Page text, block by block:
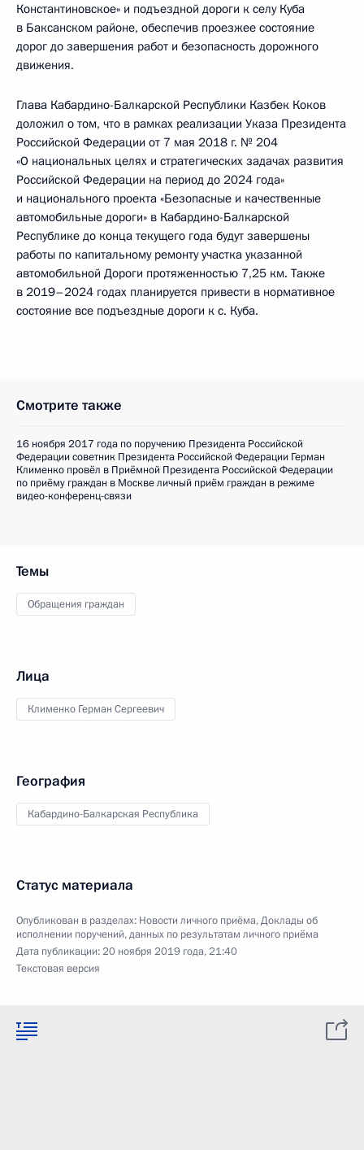
Константиновское» и подъездной дороги к селу Куба
в Баксанском районе, обеспечив проезжее состояние
дорог до завершения работ и безопасность дорожного
движения.
Глава Кабардино-Балкарской Республики Казбек Коков
доложил о том, что в рамках реализации Указа Президента
Российской Федерации от 7 мая 2018 г. № 204
«О национальных целях и стратегических задачах развития
Российской Федерации на период до 2024 года»
и национального проекта «Безопасные и качественные
автомобильные дороги» в Кабардино-Балкарской
Республике до конца текущего года будут завершены
работы по капитальному ремонту участка указанной
автомобильной Дороги протяженностью 7,25 км. Также
в 2019–2024 годах планируется привести в нормативное
состояние все подъездные дороги к с. Куба.
Смотрите также
16 ноября 2017 года по поручению Президента Российской
Федерации советник Президента Российской Федерации Герман
Клименко провёл в Приёмной Президента Российской Федерации
по приёму граждан в Москве личный приём граждан в режиме
видео-конференц-связи
Темы
Обращения граждан
Лица
Клименко Герман Сергеевич
География
Кабардино-Балкарская Республика
Статус материала
Опубликован в разделах: Новости личного приёма,Доклады об
исполнении поручений, данных по результатам личного приёма
Дата публикации:20 ноября 2019 года, 21:40
Текстовая версия